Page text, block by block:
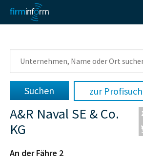
zur
A&R Naval SE & Co.
KG
An der Fähre 2